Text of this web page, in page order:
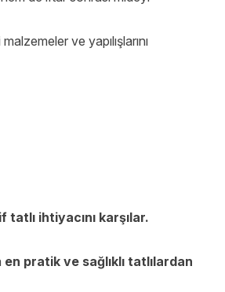
ve yapılışlarını
ihtiyacını karşılar.
en pratik ve sağlıklı tatlılardan